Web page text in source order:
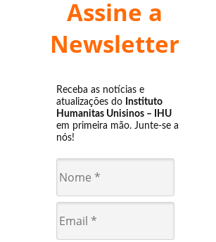
Assine a
Newsletter
Receba as notícias e
atualizações do Instituto
Humanitas Unisinos – IHU
em primeira mão. Junte-se a
nós!